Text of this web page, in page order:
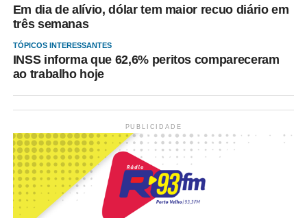
Em dia de alívio, dólar tem maior recuo diário em
três semanas
TÓPICOS INTERESSANTES
INSS informa que 62,6% peritos compareceram
ao trabalho hoje
PUBLICIDADE